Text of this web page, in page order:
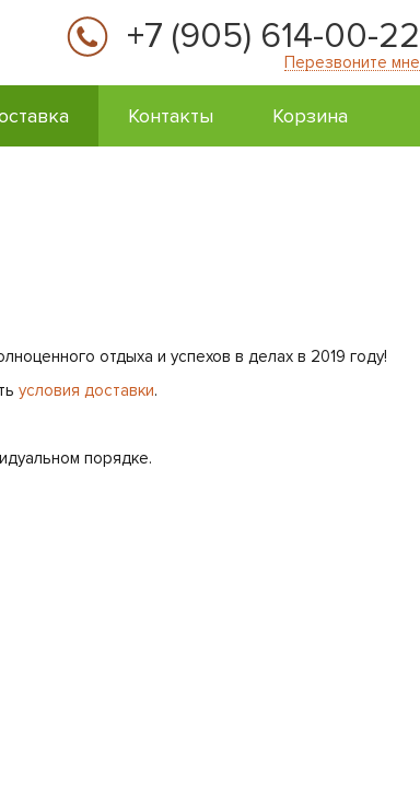
+7 (905) 614-00-22
Перезвоните мне
Контакты Корзина
отдыха и успехов в делах в 2019 году!
условия доставки.
порядке.